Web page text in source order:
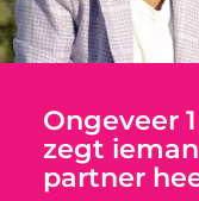
Ongeveer
zegt
partner